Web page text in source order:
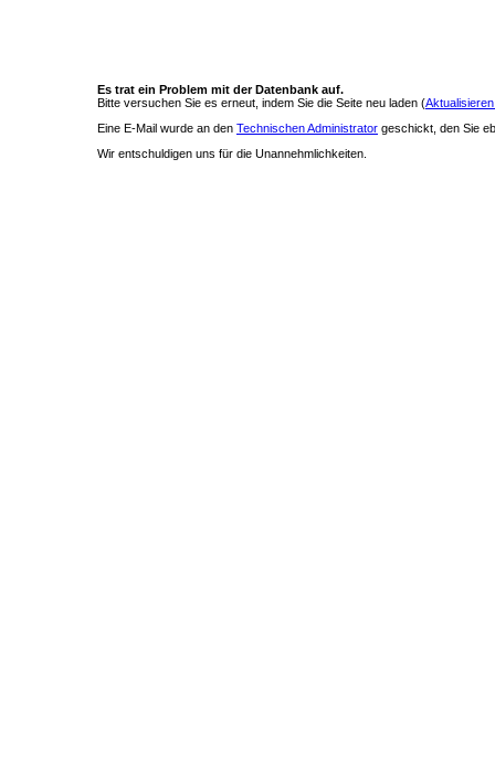
Es trat ein Problem mit der Datenbank auf.
Bitte versuchen Sie es erneut, indem Sie die Seite neu laden (
Eine E-Mail wurde an den Technischen Administrator geschickt, den Sie
Wir entschuldigen uns für die Unannehmlichkeiten.